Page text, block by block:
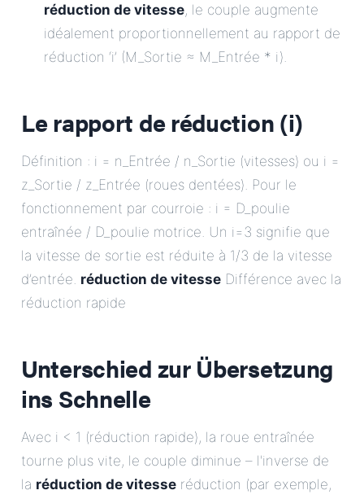
réduction de vitesse, le couple augmente
idéalement proportionnellement au rapport de
réduction ‘i’ (M_Sortie ≈ M_Entrée * i).
Le rapport de réduction (i)
Définition : i = n_Entrée / n_Sortie (vitesses) ou i =
z_Sortie / z_Entrée (roues dentées). Pour le
fonctionnement par courroie : i = D_poulie
entraînée / D_poulie motrice. Un i=3 signifie que
la vitesse de sortie est réduite à 1/3 de la vitesse
d’entrée. réduction de vitesse Différence avec la
réduction rapide
Unterschied zur Übersetzung
ins Schnelle
Avec i < 1 (réduction rapide), la roue entraînée
tourne plus vite, le couple diminue – l'inverse de
la réduction de vitesse réduction (par exemple,